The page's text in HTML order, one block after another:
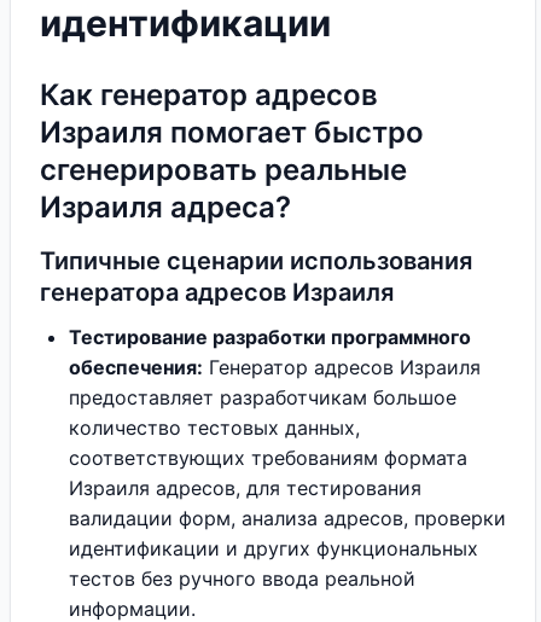
идентификации
Как генератор адресов
Израиля помогает быстро
сгенерировать реальные
Израиля адреса?
Типичные сценарии использования
генератора адресов Израиля
Тестирование разработки программного
обеспечения: Генератор адресов Израиля
предоставляет разработчикам большое
количество тестовых данных,
соответствующих требованиям формата
Израиля адресов, для тестирования
валидации форм, анализа адресов, проверки
идентификации и других функциональных
тестов без ручного ввода реальной
информации.